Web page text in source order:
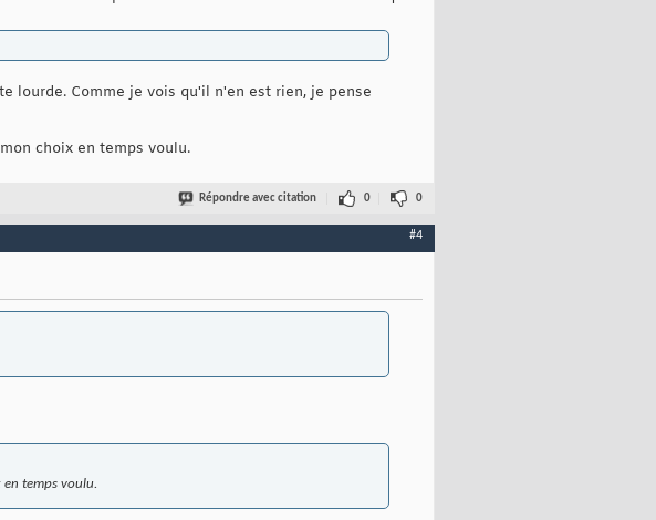
lourde. Comme je vois qu'il n'en est rien, je pense
choix en temps voulu.
Répondre avec citation 0 0
#4
temps voulu.